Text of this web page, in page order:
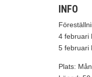
INFO
4 februari
5 februari
Plats: